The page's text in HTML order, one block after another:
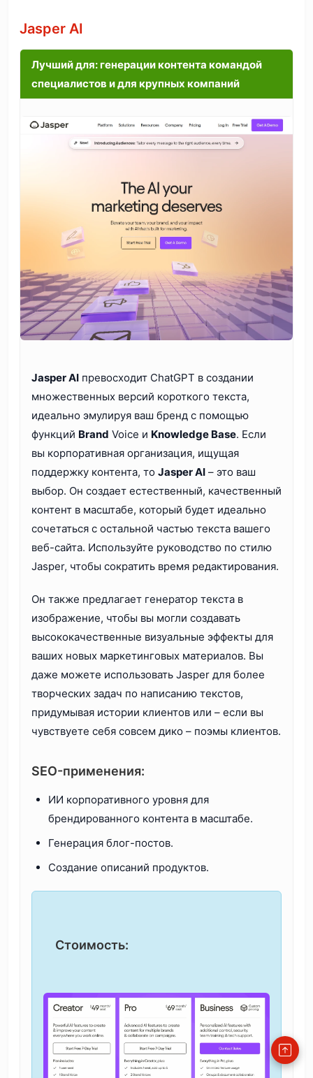
Jasper AI
Лучший для: генерации контента командой
специалистов и для крупных компаний
Jasper AI превосходит ChatGPT в создании
множественных версий короткого текста,
идеально эмулируя ваш бренд с помощью
функций Brand Voice и Knowledge Base. Если
вы корпоративная организация, ищущая
поддержку контента, то Jasper AI – это ваш
выбор. Он создает естественный, качественный
контент в масштабе, который будет идеально
сочетаться с остальной частью текста вашего
веб-сайта. Используйте руководство по стилю
Jasper, чтобы сократить время редактирования.
Он также предлагает генератор текста в
изображение, чтобы вы могли создавать
высококачественные визуальные эффекты для
ваших новых маркетинговых материалов. Вы
даже можете использовать Jasper для более
творческих задач по написанию текстов,
придумывая истории клиентов или – если вы
чувствуете себя совсем дико – поэмы клиентов.
SEO-применения:
ИИ корпоративного уровня для
брендированного контента в масштабе.
Генерация блог-постов.
Создание описаний продуктов.
Стоимость: